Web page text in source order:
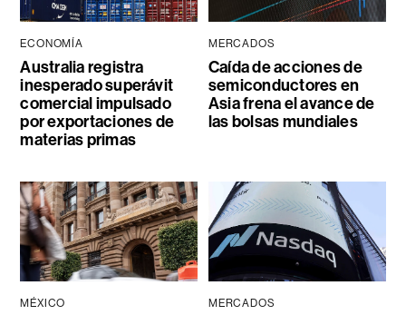
ECONOMÍA
Australia registra
inesperado superávit
comercial impulsado
por exportaciones de
materias primas
MERCADOS
Caída de acciones de
semiconductores en
Asia frena el avance de
las bolsas mundiales
MÉXICO MERCADOS